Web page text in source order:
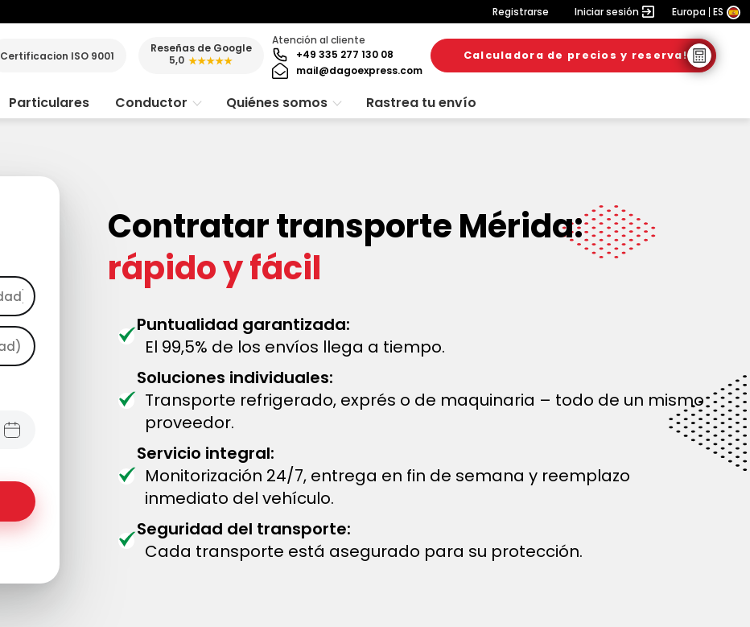
Registrarse Iniciar sesión Europa ES
Certificacion ISO 9001
Reseñas de Google
5,0 ★★★★★
Atención al cliente
+49 335 277 130 08
mail@dagoexpress.com
Calculadora de precios y reserva!
Particulares Conductor Quiénes somos Rastrea tu envío
Contratar transporte Mérida:
rápido y fácil
Puntualidad garantizada:
El 99,5% de los envíos llega a tiempo.
Soluciones individuales:
Transporte refrigerado, exprés o de maquinaria – todo de un mismo
proveedor.
Servicio integral:
Monitorización 24/7, entrega en fin de semana y reemplazo
inmediato del vehículo.
Seguridad del transporte:
Cada transporte está asegurado para su protección.